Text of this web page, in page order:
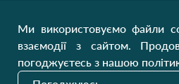
Наші оновлення
Ми використовуємо файли
взаємодії з сайтом.
погоджуєтесь з нашою